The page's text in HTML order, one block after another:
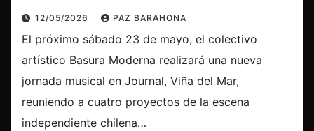
12/05/2026 PAZ BARAHONA
El próximo sábado 23 de mayo, el colectivo
artístico Basura Moderna realizará una nueva
jornada musical en Journal, Viña del Mar,
reuniendo a cuatro proyectos de la escena
independiente chilena…